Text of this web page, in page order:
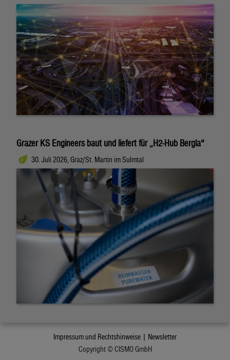
Grazer KS Engineers baut und liefert für „H2-Hub Bergla“
30. Juli 2026, Graz/St. Martin im Sulmtal
Impressum und Rechtshinweise | Newsletter
Copyright © CISMO GmbH